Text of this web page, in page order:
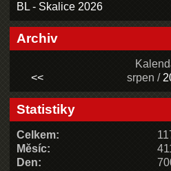
BL - Skalice 2026
Archiv
<<
srpen /
Statistiky
Celkem:
Měsíc:
Den: